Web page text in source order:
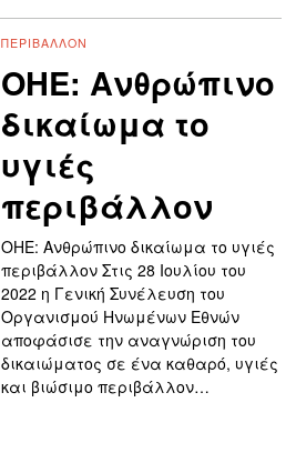
ΠΕΡΙΒΆΛΛΟΝ
ΟΗΕ: Ανθρώπινο
δικαίωμα το
υγιές
περιβάλλον
ΟΗΕ: Ανθρώπινο δικαίωμα το υγιές
περιβάλλον Στις 28 Ιουλίου του
2022 η Γενική Συνέλευση του
Οργανισμού Ηνωμένων Εθνών
αποφάσισε την αναγνώριση του
δικαιώματος σε ένα καθαρό, υγιές
και βιώσιμο περιβάλλον…